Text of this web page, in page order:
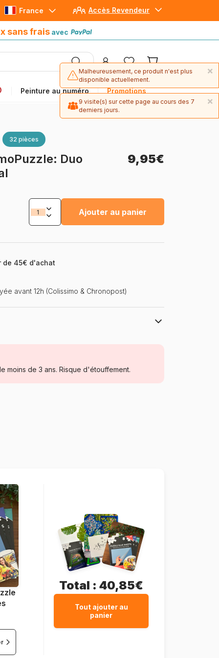
Accès Revendeur
France
sans frais avec
Peinture au numéro Promotions
avec Paypal
32 pièces
Duo
9,95€
Ajouter au panier
de 45€ d'achat
avant 12h (Colissimo & Chronopost)
à partir de 5 ans (31 à 49 pièces)
moins de 3 ans. Risque d'étouffement.
Total : 40,85€
Tout ajouter au
panier
×
Malheureusement, ce produit n'est plus
disponible actuellement.
×
9 visite(s) sur cette page au cours des 7
derniers jours.